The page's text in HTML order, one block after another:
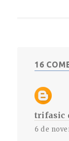
16
trifasic
6 de